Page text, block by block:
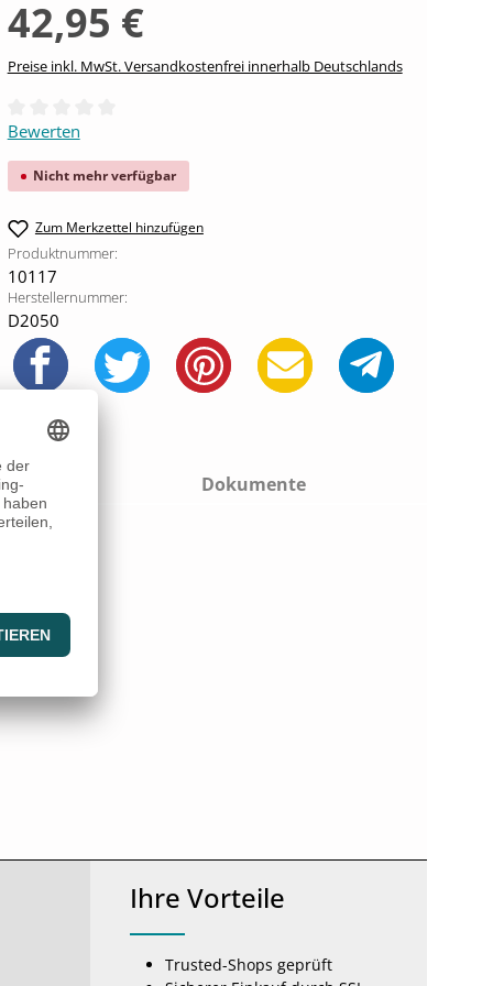
42,95 €
Preise inkl. MwSt. Versandkostenfrei innerhalb Deutschlands
Durchschnittliche Bewertung von 0 von 5 Sternen
Bewerten
Nicht mehr verfügbar
Zum Merkzettel hinzufügen
Produktnummer:
10117
Herstellernummer:
D2050
Hinweis Dokumente
Ihre Vorteile
Trusted-Shops geprüft